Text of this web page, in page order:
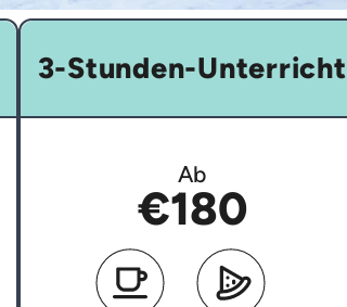
3-Stunden-Unterricht
Ab
€180